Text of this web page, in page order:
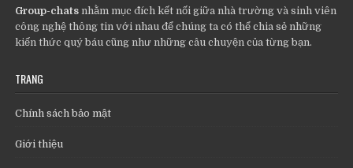
Group-chats nhằm mục đích kết nối giữa nhà trường và sinh viên
công nghệ thông tin với nhau để chúng ta có thể chia sẻ những
kiến thức quý báu cũng như những câu chuyện của từng bạn.
TRANG
Chính sách bảo mật
Giới thiệu